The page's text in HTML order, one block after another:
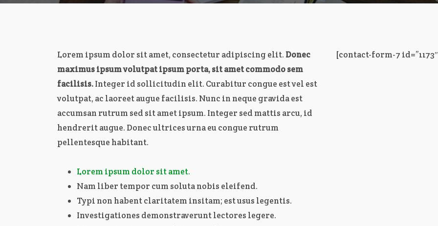
Lorem ipsum dolor sit amet, consectetur adipiscing elit. Donec
maximus ipsum volutpat ipsum porta, sit amet commodo sem
facilisis.Integer id sollicitudin elit. Curabitur congue est vel est
volutpat, ac laoreet augue facilisis. Nunc in neque gravida est
accumsan rutrum sed sit amet ipsum. Integer sed mattis arcu, id
hendrerit augue. Donec ultrices urna eu congue rutrum
pellentesque habitant.
Lorem ipsum dolor sit amet.
Nam liber tempor cum soluta nobis eleifend.
Typi non habent claritatem insitam; est usus legentis.
Investigationes demonstraverunt lectores legere.
[contact-form-7